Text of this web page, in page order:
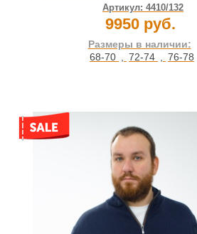
Артикул: 4410/132
9950 руб.
Размеры в наличии:
68-70 , 72-74 , 76-78